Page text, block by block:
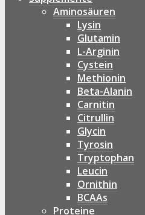
Aminosäuren
Lysin
Glutamin
L-Arginin
Cystein
Methionin
Beta-Alanin
Carnitin
Citrullin
Glycin
Tyrosin
Tryptophan
Leucin
Ornithin
BCAAs
Proteine